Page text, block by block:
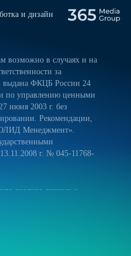
и дизайн
возможно в случаях и на
за
выдана ФКЦБ России 24
по управлению ценными
июня 2003 г. без
Рекомендации,
Менеджмент».
г. № 045-11768-
анализа данных о
хотите использовать